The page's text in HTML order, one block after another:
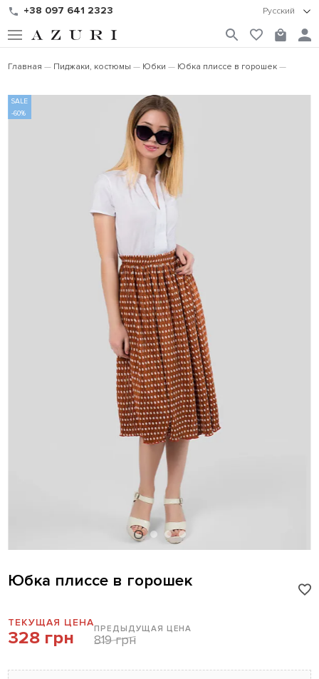
+38 097 641 2323 Русский
Главная Пиджаки, костюмы Юбки Юбка плиссе в горошек
Юбка плиссе в горошек
ТЕКУЩАЯ ЦЕНА
328 грн ПРЕДЫДУЩАЯ ЦЕНА
819 грн